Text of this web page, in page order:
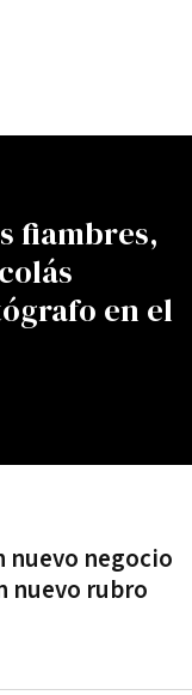
fiambres,
en el
nuevo negocio
nuevo rubro